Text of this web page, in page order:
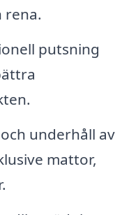
rena.
putsning
underhåll av
mattor,